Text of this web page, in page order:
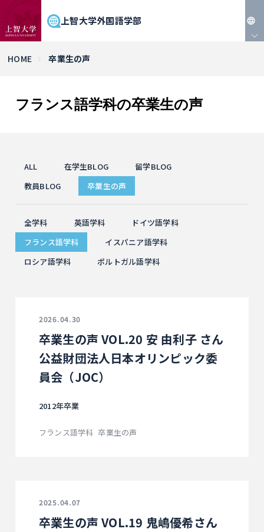
上智大学外国語学部
HOME 卒業生の声
フランス語学科の卒業生の声
ALL 在学生BLOG
留学BLOG
教員BLOG
卒業生の声
全学科 英語学科
ドイツ語学科
フランス語学科
イスパニア語学科
ロシア語学科
ポルトガル語学科
2026.04.30
卒業生の声 VOL.20 安 由利子 さん
公益財団法人日本オリンピック委
員会（JOC）
2012年卒業
フランス語学科 卒業生の声
2025.04.07
卒業生の声 VOL.19 鬼嶋優希さん